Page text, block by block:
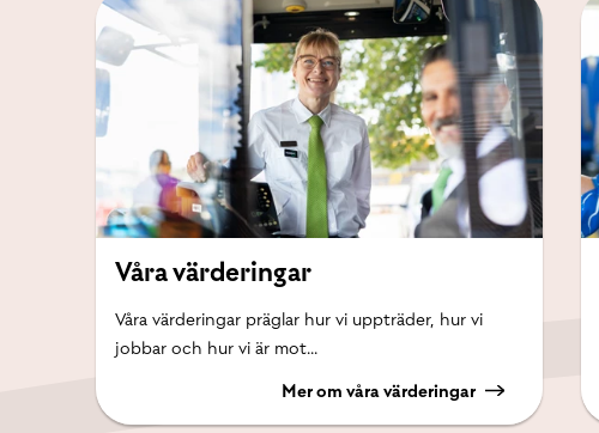
Våra värderingar
Våra värderingar präglar hur vi uppträder, hur vi
jobbar och hur vi är mot...
Mer om våra värderingar